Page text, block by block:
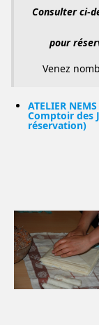
Consulter ci-
pour
Venez
ATELIER
Comptoir des
réservation)